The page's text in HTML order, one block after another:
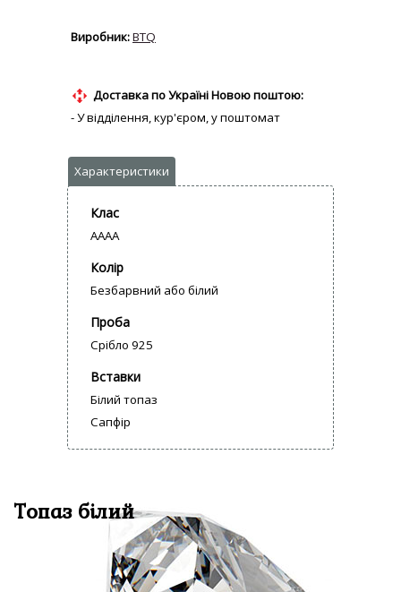
BTQ
Доставка по Україні Новою поштою:
- У відділення, кур'єром, у поштомат
Клас
AAAA
Колір
Безбарвний або білий
Проба
Срібло 925
Вставки
Білий топаз
Сапфір
Топаз білий